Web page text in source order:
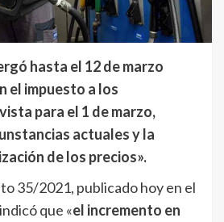
hasta el 12 de marzo
el impuesto a los
para el 1 de marzo,
actuales y la
de los precios».
35/2021, publicado hoy en el
que «el incremento en